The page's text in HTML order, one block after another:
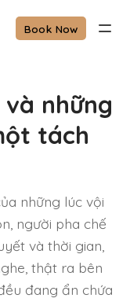
Book Now
những
tách
những lúc vội
người pha chế
và thời gian,
thật ra bên
đang ẩn chứa